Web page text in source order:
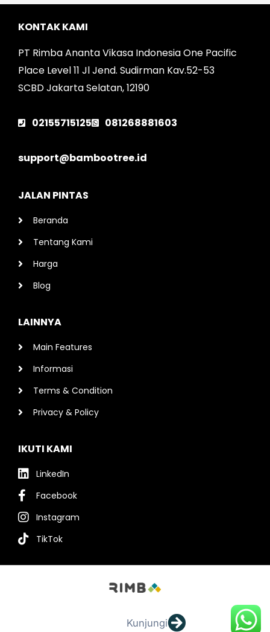
KONTAK KAMI
PT Rimba Ananta Vikasa Indonesia One Pacific
Place Level 11 Jl Jend. Sudirman Kav.52-53
SCBD Jakarta Selatan, 12190
02155715125 081268881603
support@bambootree.id
JALAN PINTAS
Beranda
Tentang Kami
Harga
Blog
LAINNYA
Main Features
Informasi
Terms & Condition
Privacy & Policy
IKUTI KAMI
LinkedIn
Facebook
Instagram
TikTok
Kunjungi